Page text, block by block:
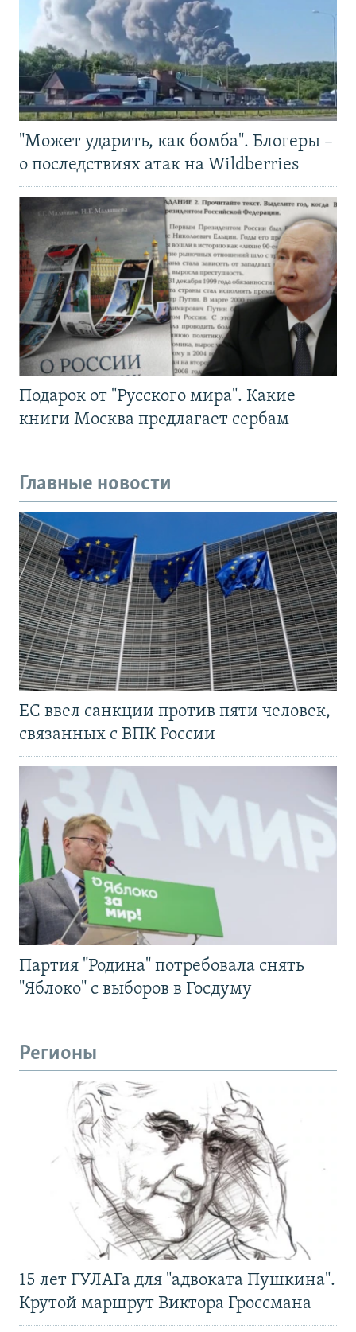
"Может ударить, как бомба". Блогеры –
о последствиях атак на Wildberries
Подарок от "Русского мира". Какие
книги Москва предлагает сербам
Главные новости
ЕС ввел санкции против пяти человек,
связанных с ВПК России
Партия "Родина" потребовала снять
"Яблоко" с выборов в Госдуму
Регионы
15 лет ГУЛАГа для "адвоката Пушкина".
Крутой маршрут Виктора Гроссмана